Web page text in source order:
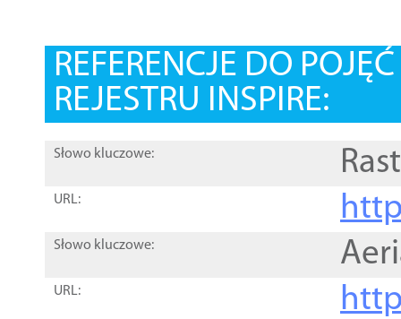
REFERENCJE DO
REJESTRU INSPIRE:
Słowo kluczowe:
URL:
Słowo kluczowe:
URL: